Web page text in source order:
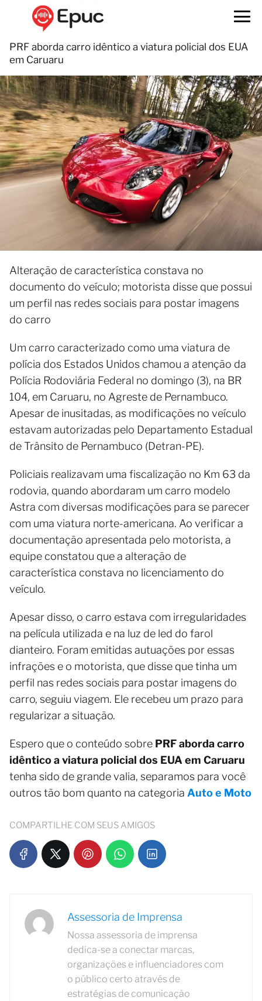
PRF aborda carro idêntico a viatura policial dos EUA
em Caruaru
Alteração de característica constava no
documento do veículo; motorista disse que possui
um perfil nas redes sociais para postar imagens
do carro
Um carro caracterizado como uma viatura de
polícia dos Estados Unidos chamou a atenção da
Polícia Rodoviária Federal no domingo (3), na BR
104, em Caruaru, no Agreste de Pernambuco.
Apesar de inusitadas, as modificações no veículo
estavam autorizadas pelo Departamento Estadual
de Trânsito de Pernambuco (Detran-PE).
Policiais realizavam uma fiscalização no Km 63 da
rodovia, quando abordaram um carro modelo
Astra com diversas modificações para se parecer
com uma viatura norte-americana. Ao verificar a
documentação apresentada pelo motorista, a
equipe constatou que a alteração de
característica constava no licenciamento do
veículo.
Apesar disso, o carro estava com irregularidades
na película utilizada e na luz de led do farol
dianteiro. Foram emitidas autuações por essas
infrações e o motorista, que disse que tinha um
perfil nas redes sociais para postar imagens do
carro, seguiu viagem. Ele recebeu um prazo para
regularizar a situação.
Espero que o conteúdo sobre PRF aborda carro
idêntico a viatura policial dos EUA em Caruaru
tenha sido de grande valia, separamos para você
outros tão bom quanto na categoria Auto e Moto
COMPARTILHE COM SEUS AMIGOS
Assessoria de Imprensa
Nossa assessoria de imprensa
dedica-se a conectar marcas,
organizações e influenciadores com
o público certo através de
estratégias de comunicação